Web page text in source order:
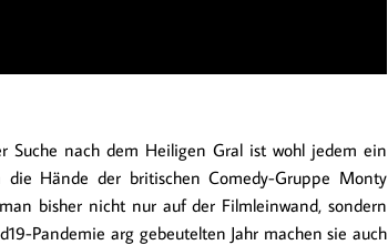
nach dem Heiligen Gral ist wohl jedem ein
Hände der britischen Comedy-Gruppe Monty
bisher nicht nur auf der Filmleinwand, sondern
Pandemie arg gebeutelten Jahr machen sie auch